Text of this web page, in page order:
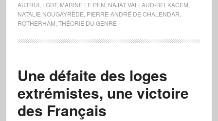
AUTRUI, LGBT, MARINE LE PEN NAJAT VALLAUD-BELKACEM
NATALIE NOUGAYRÈDE PIERRE-ANDRÉ DE CHALENDAR
ROTHERHAM THÉORIE DU GENRE
Une défaite des loges
extrémistes, une victoire
des Français